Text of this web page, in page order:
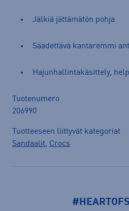
Jälkiä jättämätön pohja
Säädettävä kantaremmi
Hajunhallintakäsittely,
Tuotenumero
206990
Tuotteeseen liittyvät kategoriat
Sandaalit, Crocs